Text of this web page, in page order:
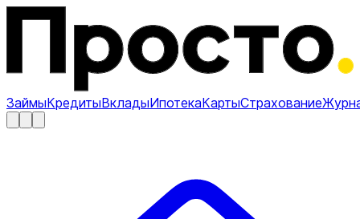
ЗаймыКредитыВкладыИпотекаКартыСтрахование